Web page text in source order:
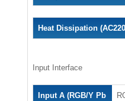
Heat Dissipation
Input Interface
Input A (RGB/Y Pb